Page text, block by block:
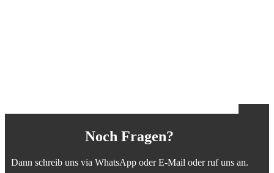
Noch Fragen?
Dann schreib uns via WhatsApp oder E-Mail oder ruf uns an.